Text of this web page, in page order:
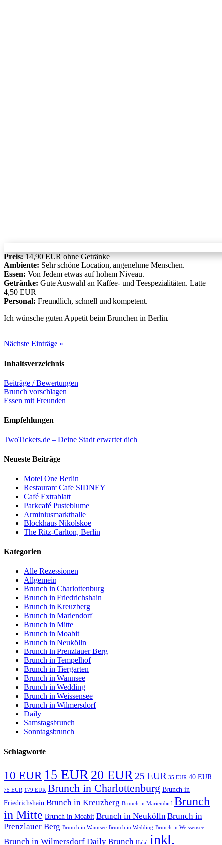
Preis:14,90 EUR ohne Getränke
Ambiente: Sehr schöne Location, angenehme Menschen.
Essen: Von Jedem etwas auf hohem Niveau.
Getränke: Gute Auswahl an Kaffee- und Teespezialitäten. Latte
4,50 EUR
Personal: Freundlich, schnell und kompetent.
Ich wünsche guten Appetit beim Brunchen in Berlin.
Nächste Einträge »
Inhaltsverzeichnis
Beiträge / Bewertungen
Brunch vorschlagen
Essen mit Freunden
Empfehlungen
TwoTickets.de – Deine Stadt erwartet dich
Neueste Beiträge
Motel One Berlin
Restaurant Cafe SIDNEY
Café Extrablatt
Parkcafé Pusteblume
Arminiusmarkthalle
Blockhaus Nikolskoe
The Ritz-Carlton, Berlin
Kategorien
Alle Rezessionen
Allgemein
Brunch in Charlottenburg
Brunch in Friedrichshain
Brunch in Kreuzberg
Brunch in Mariendorf
Brunch in Mitte
Brunch in Moabit
Brunch in Neukölln
Brunch in Prenzlauer Berg
Brunch in Tempelhof
Brunch in Tiergarten
Brunch in Wannsee
Brunch in Wedding
Brunch in Weissensee
Brunch in Wilmersdorf
Daily
Samstagsbrunch
Sonntagsbrunch
Schlagworte
10 EUR 15 EUR 20 EUR 25 EUR 35 EUR 40 EUR
75 EUR 179 EUR Brunch in Charlottenburg Brunch in
Friedrichshain Brunch in Kreuzberg Brunch in Mariendorf Brunch
in Mitte Brunch in Moabit Brunch in Neukölln Brunch in
Prenzlauer Berg Brunch in Wannsee Brunch in Wedding Brunch in Weissensee
Brunch in Wilmersdorf Daily Brunch Halal inkl.